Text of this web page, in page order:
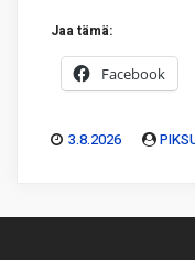
Jaa tämä:
Facebook
3.8.2026